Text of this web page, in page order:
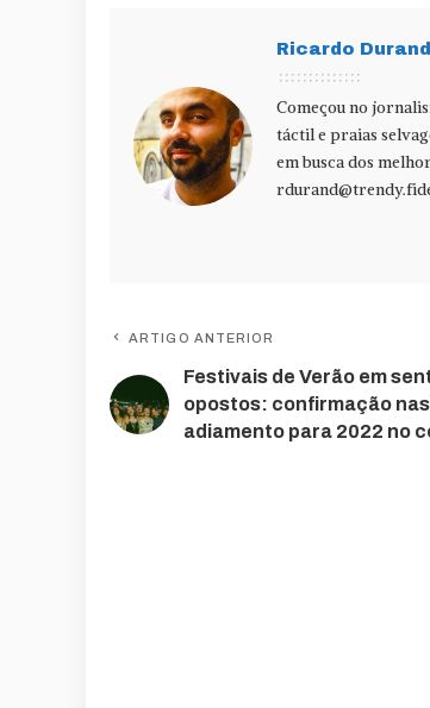
Ricardo Durand
Começou no
táctil e praias
em busca dos
ARTIGO ANTERIOR
Festivais de Verão em
opostos: confirmação nas
adiamento para 2022 no